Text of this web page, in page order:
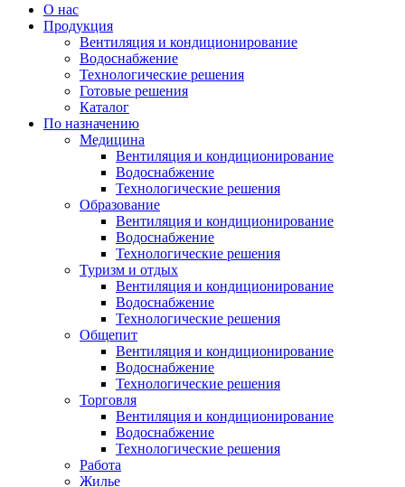
О нас
Продукция
Вентиляция и кондиционирование
Водоснабжение
Технологические решения
Готовые решения
Каталог
По назначению
Медицина
Вентиляция и кондиционирование
Водоснабжение
Технологические решения
Образование
Вентиляция и кондиционирование
Водоснабжение
Технологические решения
Туризм и отдых
Вентиляция и кондиционирование
Водоснабжение
Технологические решения
Общепит
Вентиляция и кондиционирование
Водоснабжение
Технологические решения
Торговля
Вентиляция и кондиционирование
Водоснабжение
Технологические решения
Работа
Жилье